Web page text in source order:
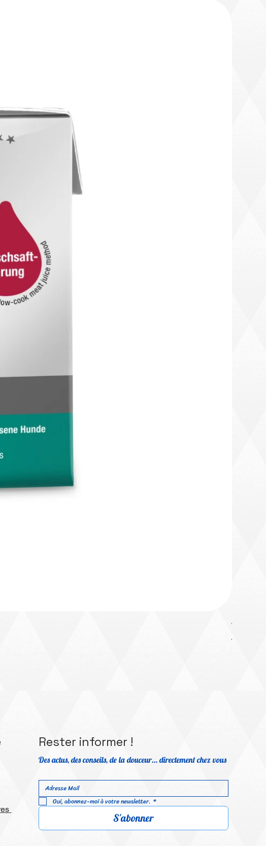
Platinum
À partir
Prix
TVA Incluse
Rester informer !
Des actus, des conseils, de la douceur… directement chez vous
Oui, abonnez-moi à votre newsletter. *
S'abonner